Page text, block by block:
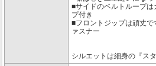
■サイドのベルトループ
プ付き
■フロントジップは頑丈
ァスナー
シルエットは細身の『ス